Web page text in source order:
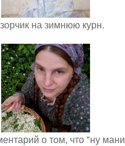
на зимнюю курн.
о том, что "ну